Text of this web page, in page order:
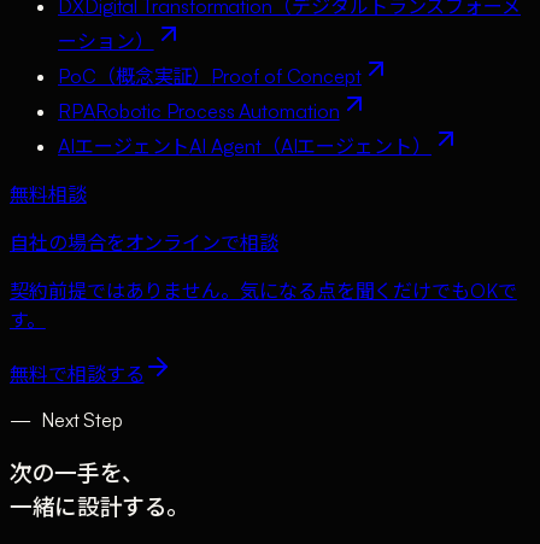
DXDigital Transformation（デジタルトランスフォーメ
ーション）
PoC（概念実証） Proof of Concept
RPARobotic Process Automation
AIエージェントAI Agent（AIエージェント）
無料相談
自社の場合をオンラインで相談
契約前提ではありません。気になる点を聞くだけでもOKで
す。
無料で相談する
—Next Step
次の一手を、
一緒に設計する。